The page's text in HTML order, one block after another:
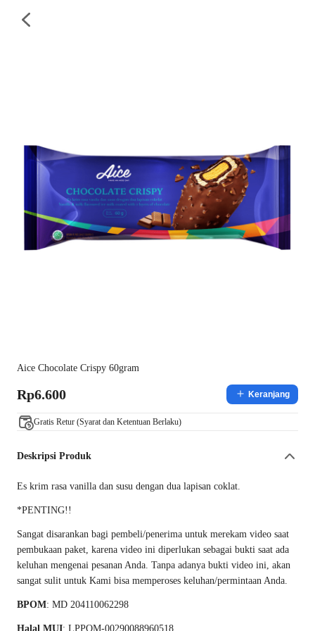
Aice Chocolate Crispy 60gram
Rp6.600 Keranjang
Gratis Retur (Syarat dan Ketentuan Berlaku)
Deskripsi Produk
Es krim rasa vanilla dan susu dengan dua lapisan coklat.
*PENTING!!
Sangat disarankan bagi pembeli/penerima untuk merekam video saat
pembukaan paket, karena video ini diperlukan sebagai bukti saat ada
keluhan mengenai pesanan Anda. Tanpa adanya bukti video ini, akan
sangat sulit untuk Kami bisa memperoses keluhan/permintaan Anda.
BPOM: MD 204110062298
Halal MUI: LPPOM-00290088960518